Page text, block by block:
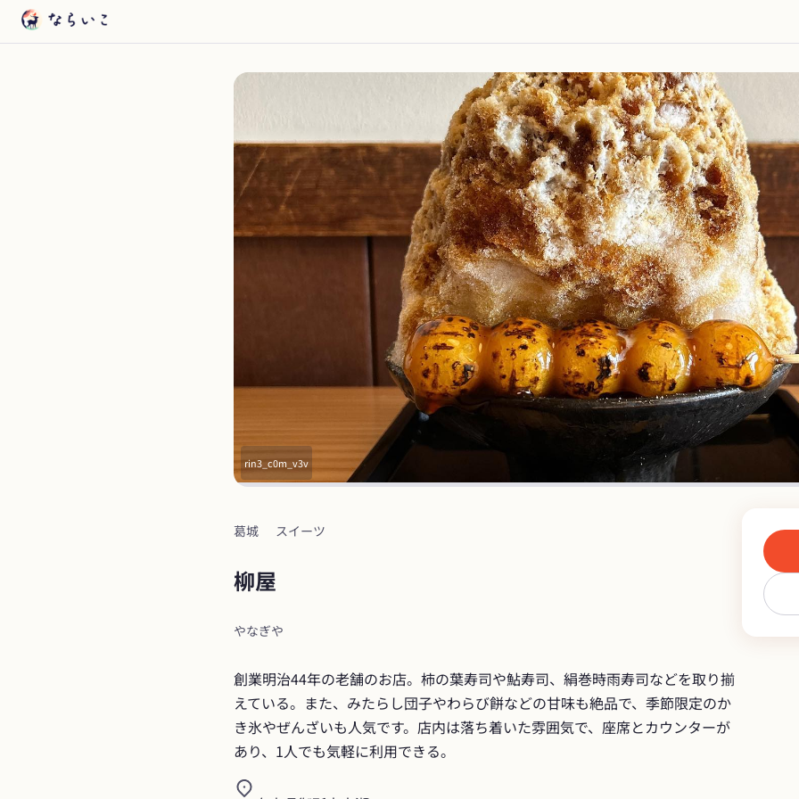
rin3_c0m_v3v
葛城 スイーツ
柳屋
やなぎや
創業明治44年の老舗のお店。柿の葉寿司や鮎寿司、絹巻時雨寿司などを取り揃
えている。また、みたらし団子やわらび餅などの甘味も絶品で、季節限定のか
き氷やぜんざいも人気です。店内は落ち着いた雰囲気で、座席とカウンターが
あり、1人でも気軽に利用できる。